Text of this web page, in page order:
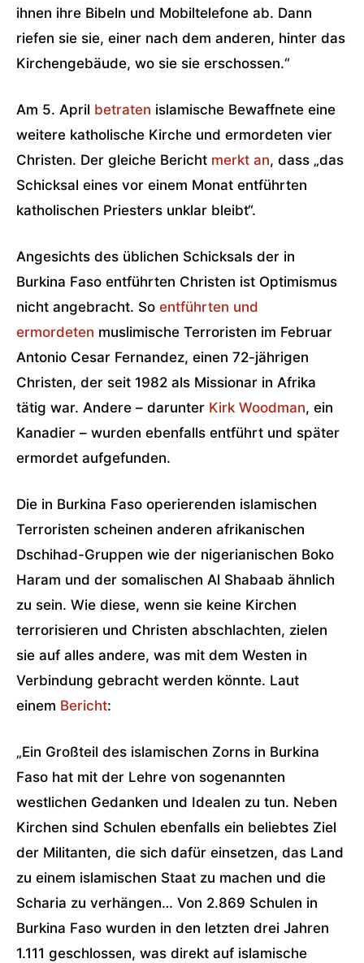
ihnen ihre Bibeln und Mobiltelefone ab. Dann
riefen sie sie, einer nach dem anderen, hinter das
Kirchengebäude, wo sie sie erschossen.“
Am 5. April betraten islamische Bewaffnete eine
weitere katholische Kirche und ermordeten vier
Christen. Der gleiche Bericht merkt an, dass „das
Schicksal eines vor einem Monat entführten
katholischen Priesters unklar bleibt“.
Angesichts des üblichen Schicksals der in
Burkina Faso entführten Christen ist Optimismus
nicht angebracht. So entführten und
ermordeten muslimische Terroristen im Februar
Antonio Cesar Fernandez, einen 72-jährigen
Christen, der seit 1982 als Missionar in Afrika
tätig war. Andere – darunter Kirk Woodman, ein
Kanadier – wurden ebenfalls entführt und später
ermordet aufgefunden.
Die in Burkina Faso operierenden islamischen
Terroristen scheinen anderen afrikanischen
Dschihad-Gruppen wie der nigerianischen Boko
Haram und der somalischen Al Shabaab ähnlich
zu sein. Wie diese, wenn sie keine Kirchen
terrorisieren und Christen abschlachten, zielen
sie auf alles andere, was mit dem Westen in
Verbindung gebracht werden könnte. Laut
einem Bericht:
„Ein Großteil des islamischen Zorns in Burkina
Faso hat mit der Lehre von sogenannten
westlichen Gedanken und Idealen zu tun. Neben
Kirchen sind Schulen ebenfalls ein beliebtes Ziel
der Militanten, die sich dafür einsetzen, das Land
zu einem islamischen Staat zu machen und die
Scharia zu verhängen… Von 2.869 Schulen in
Burkina Faso wurden in den letzten drei Jahren
1.111 geschlossen, was direkt auf islamische